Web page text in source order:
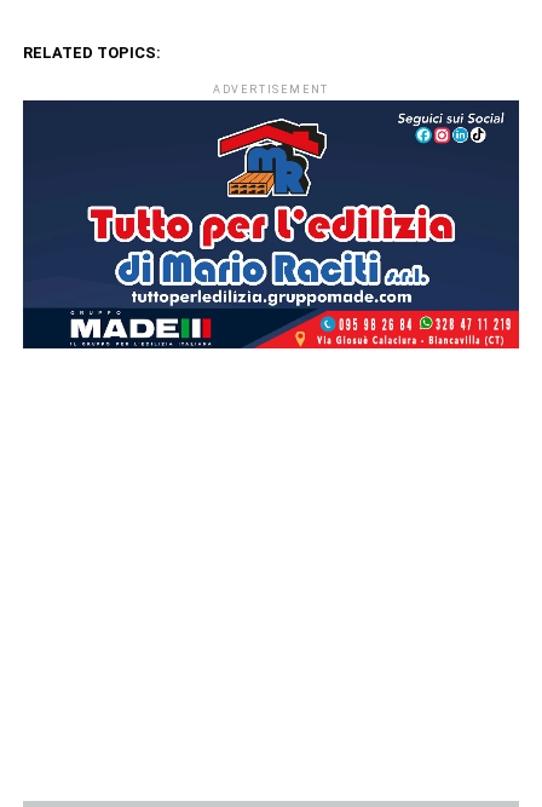
RELATED TOPICS:
ADVERTISEMENT